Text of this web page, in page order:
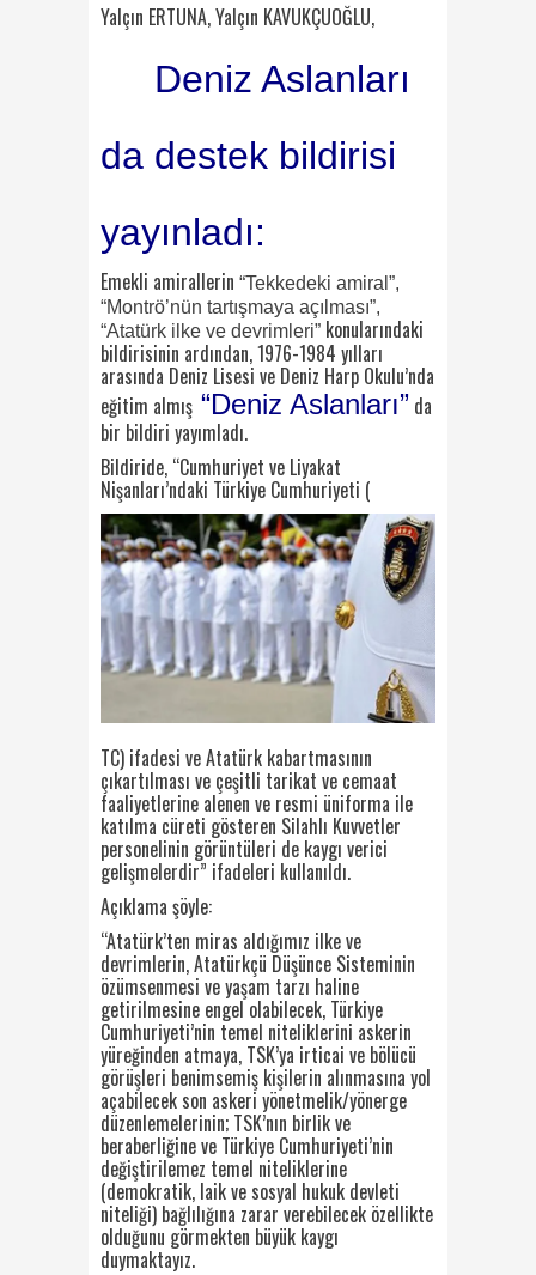
Yalçın ERTUNA, Yalçın KAVUKÇUOĞLU,
Deniz Aslanları
da destek bildirisi
yayınladı:
Emekli amirallerin “Tekkedeki amiral”,
“Montrö’nün tartışmaya açılması”,
“Atatürk ilke ve devrimleri” konularındaki
bildirisinin ardından, 1976-1984 yılları
arasında Deniz Lisesi ve Deniz Harp Okulu’nda
eğitim almış “Deniz Aslanları” da
bir bildiri yayımladı.
Bildiride, “Cumhuriyet ve Liyakat
Nişanları’ndaki Türkiye Cumhuriyeti (
TC) ifadesi ve Atatürk kabartmasının
çıkartılması ve çeşitli tarikat ve cemaat
faaliyetlerine alenen ve resmi üniforma ile
katılma cüreti gösteren Silahlı Kuvvetler
personelinin görüntüleri de kaygı verici
gelişmelerdir” ifadeleri kullanıldı.
Açıklama şöyle:
“Atatürk’ten miras aldığımız ilke ve
devrimlerin, Atatürkçü Düşünce Sisteminin
özümsenmesi ve yaşam tarzı haline
getirilmesine engel olabilecek, Türkiye
Cumhuriyeti’nin temel niteliklerini askerin
yüreğinden atmaya, TSK’ya irticai ve bölücü
görüşleri benimsemiş kişilerin alınmasına yol
açabilecek son askeri yönetmelik/yönerge
düzenlemelerinin; TSK’nın birlik ve
beraberliğine ve Türkiye Cumhuriyeti’nin
değiştirilemez temel niteliklerine
(demokratik, laik ve sosyal hukuk devleti
niteliği) bağlılığına zarar verebilecek özellikte
olduğunu görmekten büyük kaygı
duymaktayız.